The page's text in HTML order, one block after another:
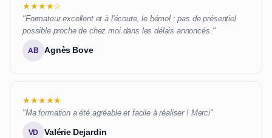
★★★★☆
"Formateur excellent et à l'écoute, le bémol : pas de présentiel
possible proche de chez moi dans les délais annoncés."
AB Agnès Bove
★★★★★
"Ma formation a été agréable et facile à réaliser ! Merci"
VD Valérie Dejardin